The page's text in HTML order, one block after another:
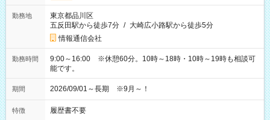
勤務地
東京都品川区
五反田駅から徒歩7分 / 大崎広小路駅から徒歩5分
情報通信会社
勤務時間
9:00～16:00 ※休憩60分。10時～18時・10時～19時も相談可
能です。
期間 2026/09/01～長期 ※9月～！
特徴 履歴書不要